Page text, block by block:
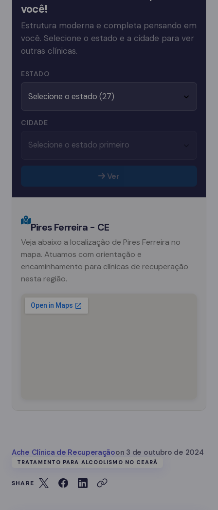
você!
Estrutura moderna e completa pensando em
você. Selecione o estado e a cidade para ver
outras clínicas.
ESTADO
CIDADE
Ver
Pires Ferreira - CE
Veja abaixo a localização de Pires Ferreira no
mapa. Atuamos com orientação e
encaminhamento para clínicas de recuperação
nesta região.
Ache Clínica de Recuperaçãoon 3 de outubro de 2024
TRATAMENTO PARA ALCOOLISMO NO CEARÁ
SHARE